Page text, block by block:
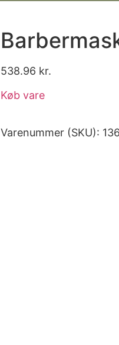
538.96 kr.
Køb vare
Varenummer (SKU):